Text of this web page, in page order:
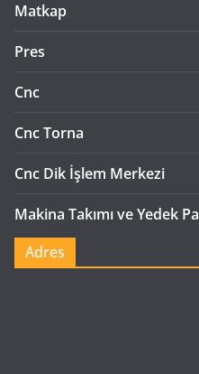
Matkap
Pres
Cnc
Cnc Torna
Cnc Dik İşlem Merkezi
Makina Takımı ve Yedek
Adres